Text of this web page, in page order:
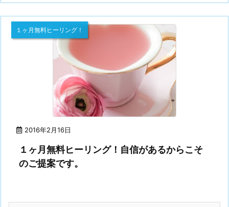
2016年2月16日
１ヶ月無料ヒーリング！
１ヶ月無料ヒーリング！自信があるからこそ
のご提案です。